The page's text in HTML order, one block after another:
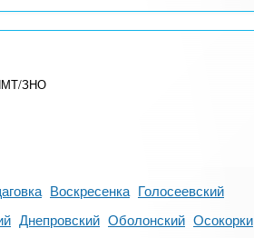
ЗНО
Воскресенка Голосеевский
Днепровский Оболонский Осокорки